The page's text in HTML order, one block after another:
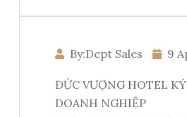
By:Dept Sales 9
ĐỨC VƯỢNG HOTEL
DOANH NGHIỆP